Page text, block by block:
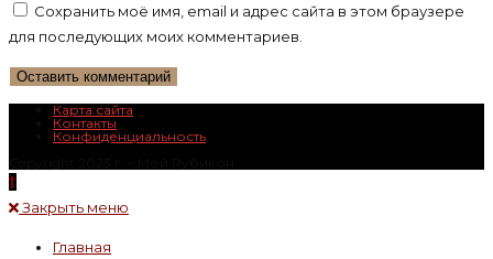
имя
пользователя,
чтобы
адрес,
чтобы
прокомментировать
вашего
веб-
сайта
Сохранить моё имя, email и адрес сайта в этом браузере
для последующих моих комментариев.
Карта сайта
Контакты
Конфиденциальность
Закрыть меню
Главная